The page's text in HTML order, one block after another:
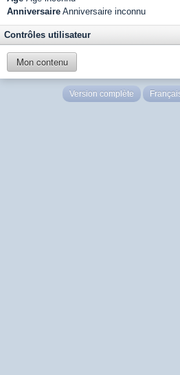
Anniversaire Anniversaire inconnu
Contrôles utilisateur
Mon contenu
Version complète